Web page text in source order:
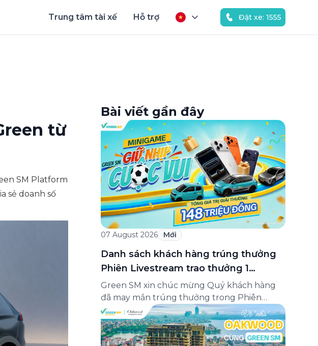
Trung tâm tài xế Hỗ trợ Đặt xe: 1555
từ
SM Platform
sẻ doanh số
Bài viết gần đây
07 August 2026 Mới
Danh sách khách hàng trúng thưởng
Phiên Livestream trao thưởng 1
Minigame “Giữ nhịp cuộc vui”
Green SM xin chúc mừng Quý khách hàng
đã may mắn trúng thưởng trong Phiên
Livestream trao thưởng 1 của Minigame “Giữ
nhịp cuộc vui”, được phát sóng trực tiếp trên
Fanpage và TikTok Green SM từ 20:00 –